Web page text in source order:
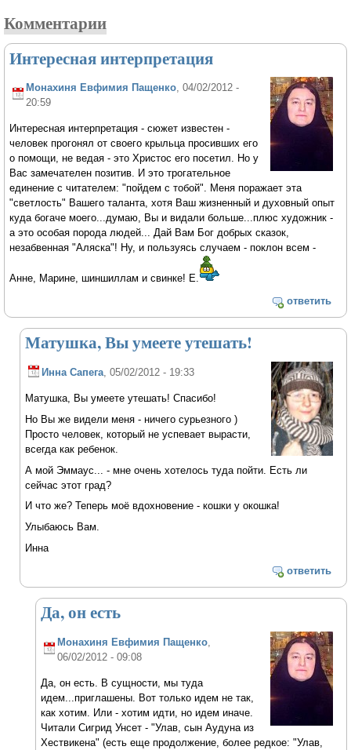
Комментарии
Интересная интерпретация
Монахиня Евфимия Пащенко, 04/02/2012 -
20:59
Интересная интерпретация - сюжет известен -
человек прогонял от своего крыльца просивших его
о помощи, не ведая - это Христос его посетил. Но у
Вас замечателен позитив. И это трогательное
единение с читателем: "пойдем с тобой". Меня поражает эта
"светлость" Вашего таланта, хотя Ваш жизненный и духовный опыт
куда богаче моего...думаю, Вы и видали больше...плюс художник -
а это особая порода людей... Дай Вам Бог добрых сказок,
незабвенная "Аляска"! Ну, и пользуясь случаем - поклон всем -
Анне, Марине, шиншиллам и свинке! Е.
ответить
Матушка, Вы умеете утешать!
Инна Сапега, 05/02/2012 - 19:33
Матушка, Вы умеете утешать! Спасибо!
Но Вы же видели меня - ничего сурьезного )
Просто человек, который не успевает вырасти,
всегда как ребенок.
А мой Эммаус... - мне очень хотелось туда пойти. Есть ли
сейчас этот град?
И что же? Теперь моё вдохновение - кошки у окошка!
Улыбаюсь Вам.
Инна
ответить
Да, он есть
Монахиня Евфимия Пащенко
06/02/2012 - 09:08
Да, он есть. В сущности, мы туда
идем...приглашены. Вот только идем не так,
как хотим. Или - хотим идти, но идем иначе.
Читали Сигрид Унсет - "Улав, сын Аудуна из
Хествикена" (есть еще продолжение, более редкое: "Улав,